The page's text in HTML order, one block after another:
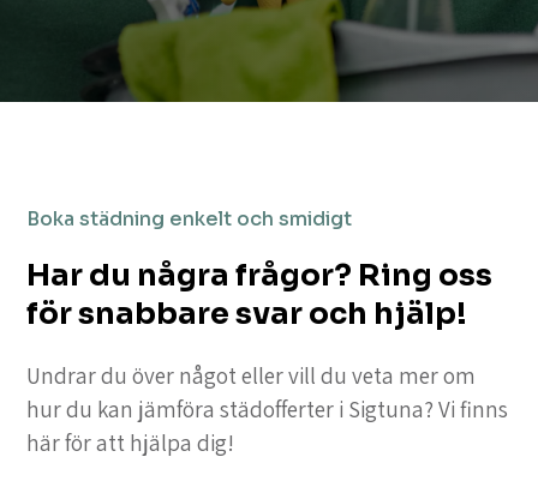
Boka städning enkelt och smidigt
Har du några frågor? Ring oss
för snabbare svar och hjälp!
Undrar du över något eller vill du veta mer om
hur du kan jämföra städofferter i Sigtuna? Vi finns
här för att hjälpa dig!